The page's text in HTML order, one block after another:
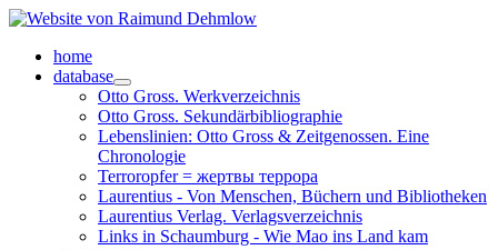
home
database
Otto Gross. Werkverzeichnis
Otto Gross. Sekundärbibliographie
Lebenslinien: Otto Gross & Zeitgenossen. Eine
Chronologie
Terroropfer = жертвы террора
Laurentius - Von Menschen, Büchern und Bibliotheken
Laurentius Verlag. Verlagsverzeichnis
Links in Schaumburg - Wie Mao ins Land kam